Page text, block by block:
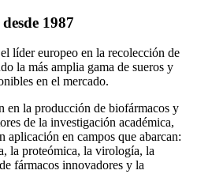
1987
líder europeo en la recolección de
la más amplia gama de sueros y
en el mercado.
en la producción de biofármacos y
de la investigación académica,
aplicación en campos que abarcan:
la proteómica, la virología, la
fármacos innovadores y la